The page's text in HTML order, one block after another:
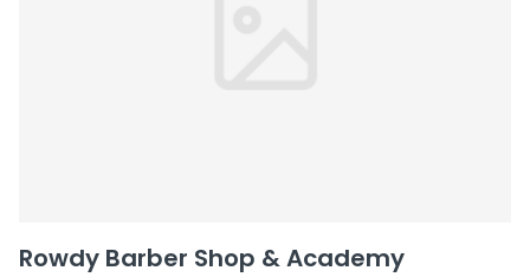
Rowdy Barber Shop & Academy